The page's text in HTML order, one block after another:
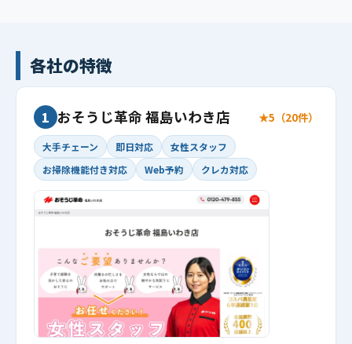
各社の特徴
1 おそうじ革命 福島いわき店 ★5（20件）
大手チェーン 即日対応
女性スタッフ
お掃除機能付き対応
Web予約 クレカ対応